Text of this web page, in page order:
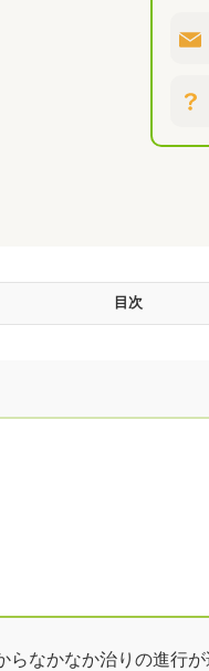
目次
で治す
らなかなか治りの進行